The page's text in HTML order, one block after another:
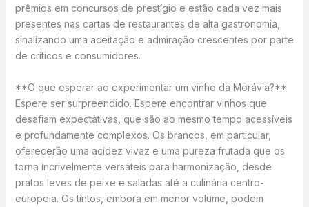
prêmios em concursos de prestígio e estão cada vez mais
presentes nas cartas de restaurantes de alta gastronomia,
sinalizando uma aceitação e admiração crescentes por parte
de críticos e consumidores.
**O que esperar ao experimentar um vinho da Morávia?**
Espere ser surpreendido. Espere encontrar vinhos que
desafiam expectativas, que são ao mesmo tempo acessíveis
e profundamente complexos. Os brancos, em particular,
oferecerão uma acidez vivaz e uma pureza frutada que os
torna incrivelmente versáteis para harmonização, desde
pratos leves de peixe e saladas até a culinária centro-
europeia. Os tintos, embora em menor volume, podem